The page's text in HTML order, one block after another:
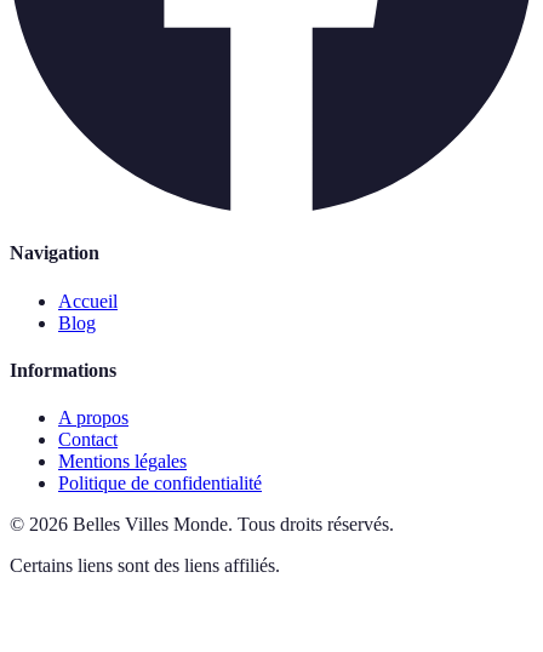
Navigation
Accueil
Blog
Informations
A propos
Contact
Mentions légales
Politique de confidentialité
© 2026 Belles Villes Monde. Tous droits réservés.
Certains liens sont des liens affiliés.